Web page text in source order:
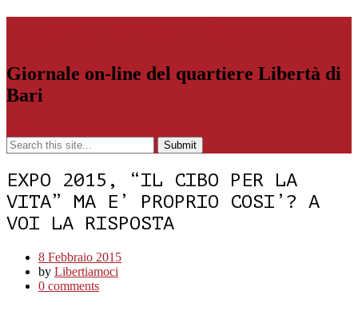
Giornale on-line del quartiere Libertà di
Bari
EXPO 2015, “IL CIBO PER LA
VITA” MA E’ PROPRIO COSI’? A
VOI LA RISPOSTA
8 Febbraio 2015
by Libertiamoci
0 comments